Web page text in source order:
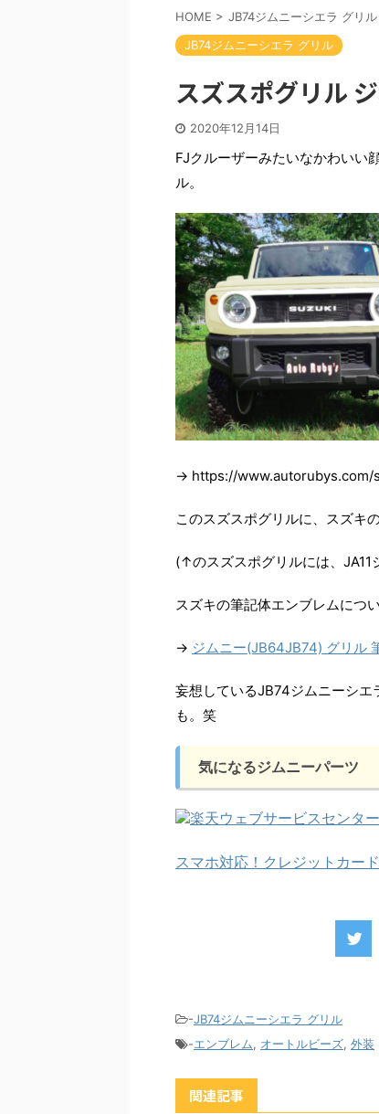
HOME > JB74ジムニーシエラ グリル
JB74ジムニーシエラ グリル
スズスポグリル
2020年12月14日
FJクルーザーみたいなかわいい
ル。
→ https://www.autorubys.com/
このスズスポグリルに、スズキ
(↑のスズスポグリルには、JA11
スズキの筆記体エンブレムにつ
→ ジムニー(JB64JB74) グリル
妄想しているJB74ジムニーシエ
も。笑
気になるジムニーパーツ
スマホ対応！クレジットカー
-JB74ジムニーシエラ グリル
-エンブレム, オートルビーズ, 外装
関連記事